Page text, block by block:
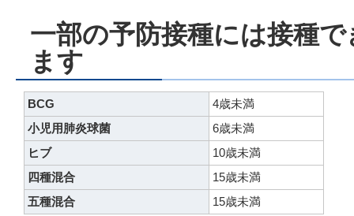
一部の予防接種には接種
ます
BCG
4歳未満
小児用肺炎球菌
6歳未満
ヒブ
10歳未満
四種混合
15歳未満
五種混合
15歳未満